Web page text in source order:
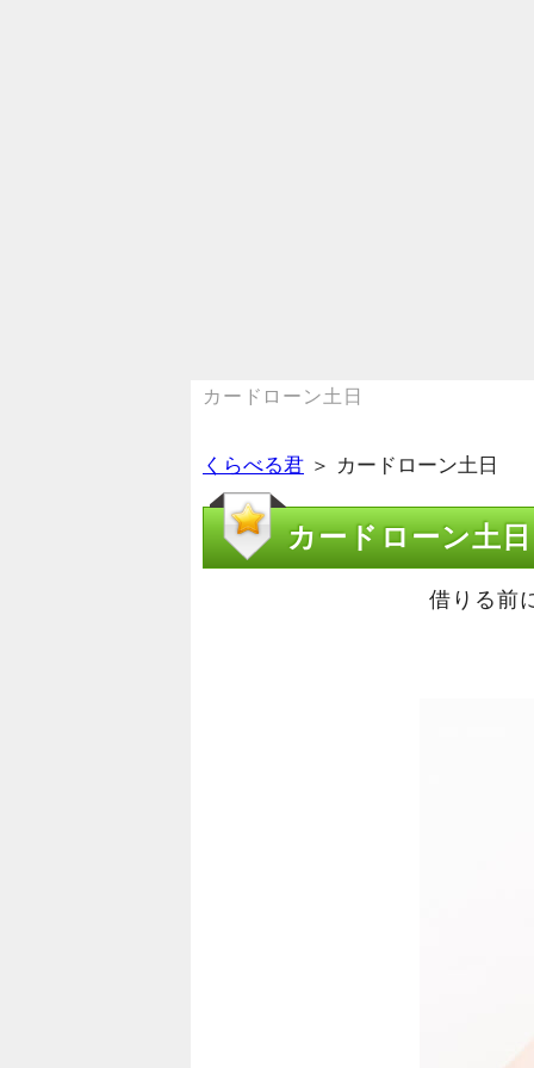
カードローン土日
くらべる君 ＞ カードローン土日
カードローン土日
借りる前